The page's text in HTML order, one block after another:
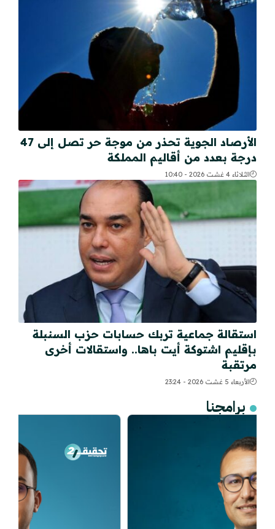
الأرصاد الجوية تحذر من موجة حر تصل إلى 47
درجة بعدد من أقاليم المملكة
الثلاثاء 4 غشت 2026 - 10:40
استقالة جماعية تربك حسابات حزب السنبلة
بإقليم اشتوكة أيت باها.. واستقالات أخرى
مرتقبة
الأربعاء 5 غشت 2026 - 23:24
برامجنا